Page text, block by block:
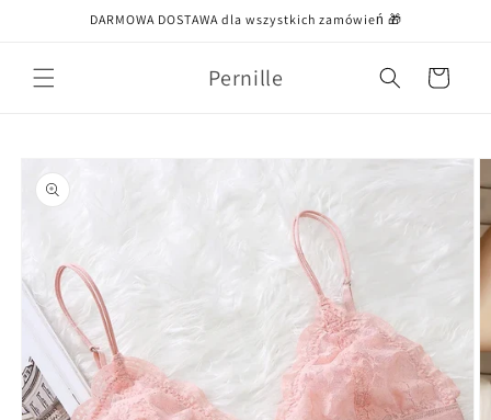
DARMOWA DOSTAWA dla wszystkich zamówień 🎁
Pernille Koszyk
informacji